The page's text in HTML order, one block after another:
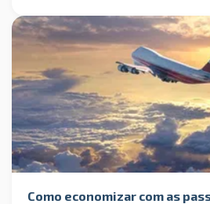
Como economizar com as